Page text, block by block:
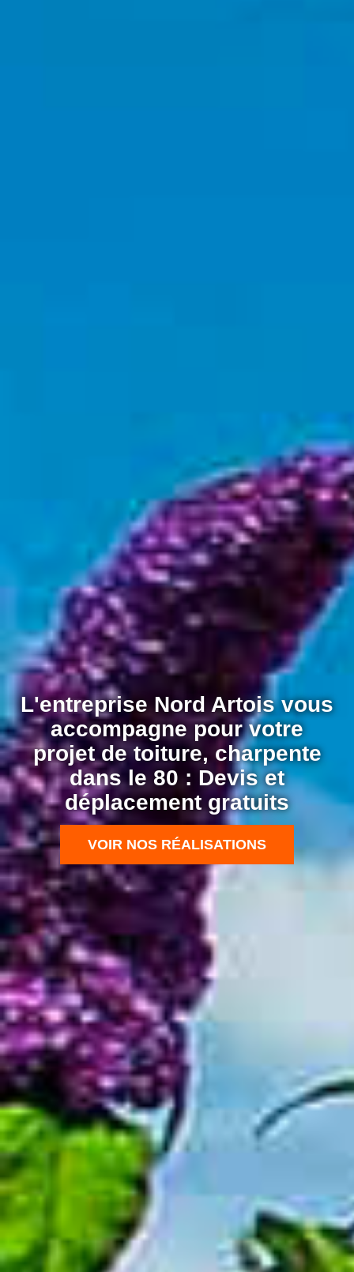
L'entreprise Nord Artois vous
accompagne pour votre
projet de toiture, charpente
dans le 80 : Devis et
déplacement gratuits
VOIR NOS RÉALISATIONS